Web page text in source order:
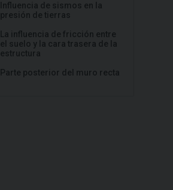
Influencia de sismos en la
presión de tierras
La influencia de fricción entre
el suelo y la cara trasera de la
estructura
Parte posterior del muro recta